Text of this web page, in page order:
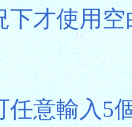
下才使用
任意輸入5